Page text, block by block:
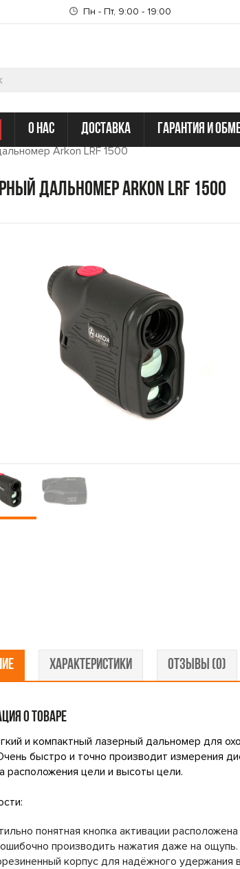
Пн - Пт, 9:00 - 19:00
о нас доставка гарантия и
Arkon LRF 1500
дальномер Arkon LRF 1500
ХАРАКТЕРИСТИКИ ОТЗЫВЫ (0)
О ТОВАРЕ
и компактный лазерный дальномер для
быстро и точно производит измерения
расположения цели и высоты цели.
понятная кнопка активации
производить нажатия даже на ощупь.
корпус для надёжного удержания